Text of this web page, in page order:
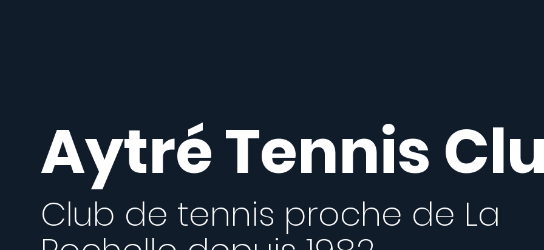
Aytré Tennis
Club de tennis proche de La